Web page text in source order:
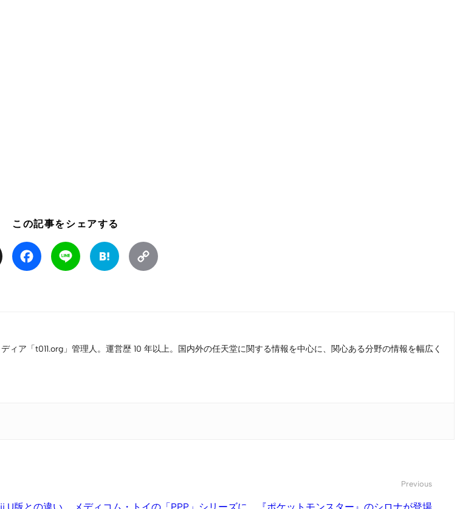
この記事をシェアする
Facebook Line Hatena
ア「t011.org」管理人。運営歴 10 年以上。国内外の任天堂に関する情報を中心に、関心ある分野の情報を幅広く
Previous